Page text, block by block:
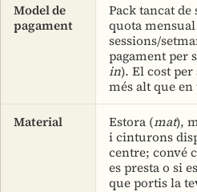
Model de
pagament
Pack tancat de
quota
sessions/
pagament per
in). El cost per
més alt que
Material Estora (mat),
i cinturons
centre; convé
es presta o si
que portis la